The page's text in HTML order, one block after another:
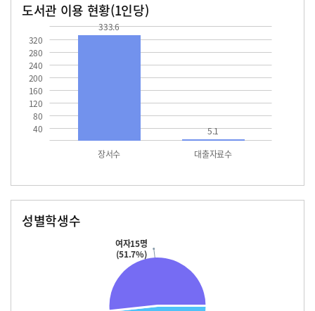
도서관 이용 현황(1인당)
40
80
120
160
200
240
280
320
장서수 대출자료수
333.6
5.1
성별학생수
여자15명
(51.7%)